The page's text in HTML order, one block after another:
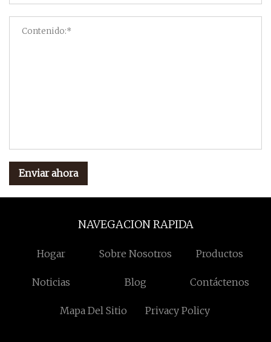
Enviar ahora
NAVEGACION RAPIDA
Hogar Sobre Nosotros Productos
Noticias Blog Contáctenos
Mapa Del Sitio Privacy Policy